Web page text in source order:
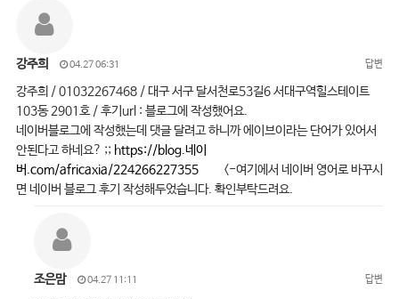
강주희 04.27 06:31 답변
강주희 / 01032267468 / 대구 서구 달서천로53길6 서대구역힐스테이트
103동 2901호 / 후기url : 블로그에 작성했어요.
네이버블로그에 작성했는데 댓글 달려고 하니까 에이브이라는 단어가 있어서
안된다고 하네요? ;; https://blog.네이
버.com/africaxia/224266227355<-여기에서 네이버 영어로 바꾸시
면 네이버 블로그 후기 작성해두었습니다. 확인부탁드려요.
조은맘 04.27 11:11 답변